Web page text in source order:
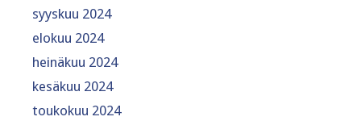
syyskuu 2024
elokuu 2024
heinäkuu 2024
kesäkuu 2024
toukokuu 2024